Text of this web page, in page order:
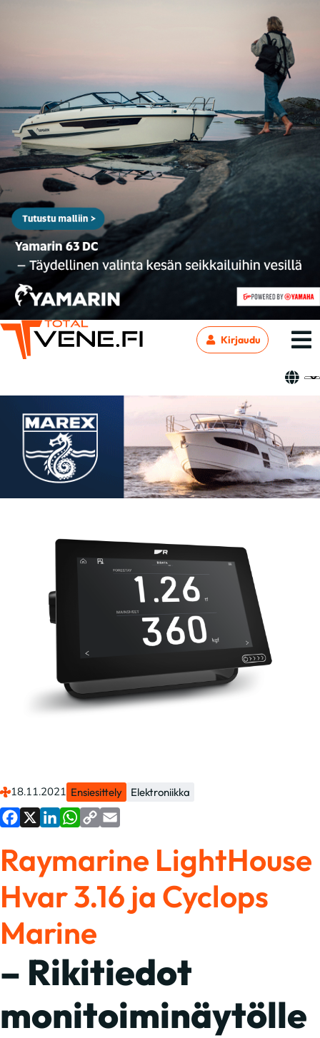
Kirjaudu
18.11.2021 Ensiesittely Elektroniikka
Link
Raymarine LightHouse
Hvar 3.16 ja Cyclops
Marine
– Rikitiedot
monitoiminäytölle